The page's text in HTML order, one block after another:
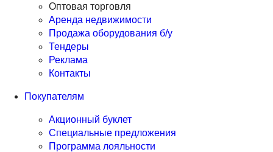
Оптовая торговля
Аренда недвижимости
Продажа оборудования б/у
Тендеры
Реклама
Контакты
Покупателям
Акционный буклет
Специальные предложения
Программа лояльности